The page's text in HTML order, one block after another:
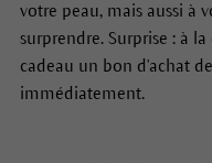
votre peau, mais aussi à
surprendre. Surprise : à
cadeau un bon d'achat
immédiatement.